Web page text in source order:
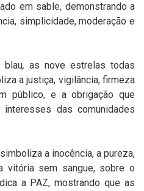
em sable, demonstrando a
simplicidade, moderação e
blau, as nove estrelas todas
a justiça, vigilância, firmeza
público, e a obrigação que
das comunidades
a inocência, a pureza,
vitória sem sangue, sobre o
a PAZ, mostrando que as